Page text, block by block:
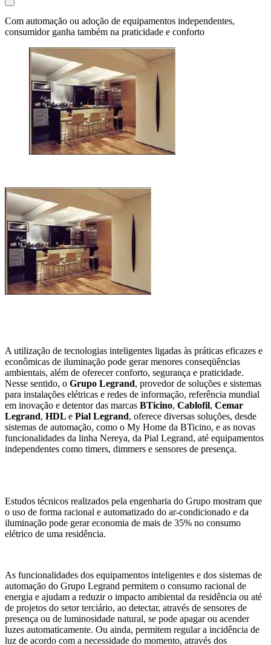
Com automação ou adoção de equipamentos independentes,
consumidor ganha também na praticidade e conforto
A utilização de tecnologias inteligentes ligadas às práticas eficazes e
econômicas de iluminação pode gerar menores conseqüências
ambientais, além de oferecer conforto, segurança e praticidade.
Nesse sentido, o Grupo Legrand, provedor de soluções e sistemas
para instalações elétricas e redes de informação, referência mundial
em inovação e detentor das marcas BTicino, Cablofil, Cemar
Legrand, HDL e Pial Legrand, oferece diversas soluções, desde
sistemas de automação, como o My Home da BTicino, e as novas
funcionalidades da linha Nereya, da Pial Legrand, até equipamentos
independentes como timers, dimmers e sensores de presença.
Estudos técnicos realizados pela engenharia do Grupo mostram que
o uso de forma racional e automatizado do ar-condicionado e da
iluminação pode gerar economia de mais de 35% no consumo
elétrico de uma residência.
As funcionalidades dos equipamentos inteligentes e dos sistemas de
automação do Grupo Legrand permitem o consumo racional de
energia e ajudam a reduzir o impacto ambiental da residência ou até
de projetos do setor terciário, ao detectar, através de sensores de
presença ou de luminosidade natural, se pode apagar ou acender
luzes automaticamente. Ou ainda, permitem regular a incidência de
luz de acordo com a necessidade do momento, através dos